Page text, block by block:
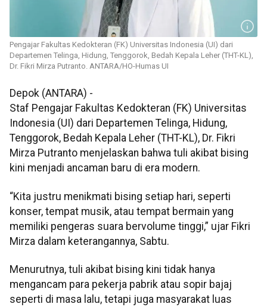
Pengajar Fakultas Kedokteran (FK) Universitas Indonesia (UI) dari
Departemen Telinga, Hidung, Tenggorok, Bedah Kepala Leher (THT-KL),
Dr. Fikri Mirza Putranto. ANTARA/HO-Humas UI
Depok (ANTARA) -
Staf Pengajar Fakultas Kedokteran (FK) Universitas
Indonesia (UI) dari Departemen Telinga, Hidung,
Tenggorok, Bedah Kepala Leher (THT-KL), Dr. Fikri
Mirza Putranto menjelaskan bahwa tuli akibat bising
kini menjadi ancaman baru di era modern.
“Kita justru menikmati bising setiap hari, seperti
konser, tempat musik, atau tempat bermain yang
memiliki pengeras suara bervolume tinggi,” ujar Fikri
Mirza dalam keterangannya, Sabtu.
Menurutnya, tuli akibat bising kini tidak hanya
mengancam para pekerja pabrik atau sopir bajaj
seperti di masa lalu, tetapi juga masyarakat luas